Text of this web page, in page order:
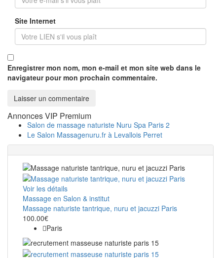
Site Internet
Enregistrer mon nom, mon e-mail et mon site web dans le
navigateur pour mon prochain commentaire.
Annonces VIP Premium
Salon de massage naturiste Nuru Spa Paris 2
Le Salon Massagenuru.fr à Levallois Perret
Voir les détails
Massage en Salon & institut
Massage naturiste tantrique, nuru et jacuzzi Paris
100.00€
Paris